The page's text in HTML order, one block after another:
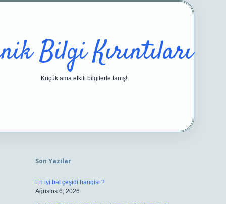
Bilgi Kırıntıları
Küçük ama etkili bilgilerle tanış!
Son Yazılar
En iyi bal çeşidi hangisi ?
Ağustos 6, 2026